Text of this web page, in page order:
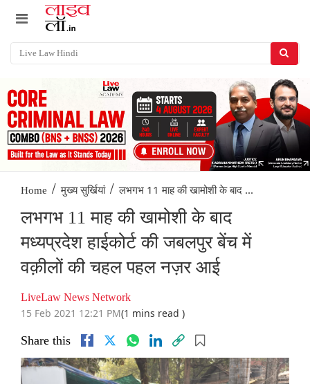
Home / मुख्य सुर्खियां / लभगभ 11 माह की खामोशी के बाद ...
लभगभ 11 माह की खामोशी के बाद
मध्यप्रदेश हाईकोर्ट की जबलपुर बेंच में
वक़ीलों की चहल पहल नज़र आई
LiveLaw News Network
15 Feb 2021 12:21 PM(1 mins read )
Share this